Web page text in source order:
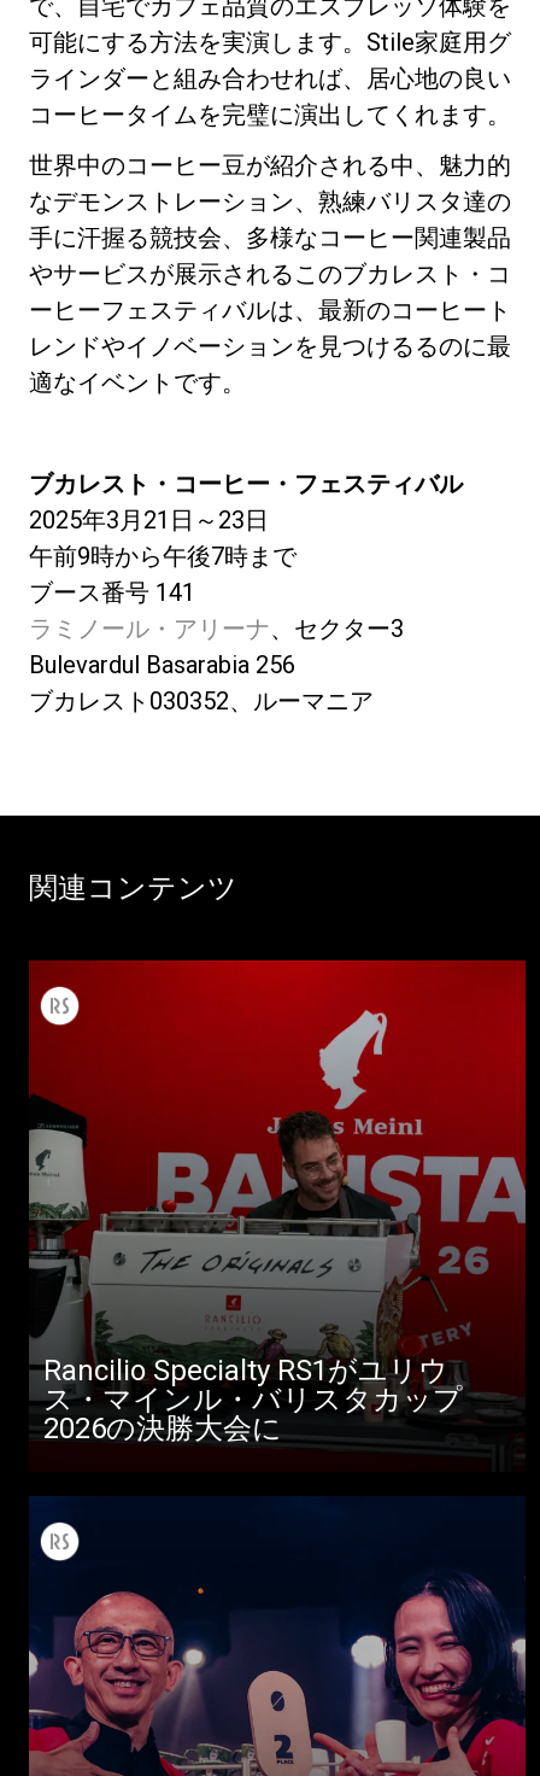
可能にする方法を実演します。Stile家庭用グ
ラインダーと組み合わせれば、居心地の良い
コーヒータイムを完璧に演出してくれます。
世界中のコーヒー豆が紹介される中、魅力的
なデモンストレーション、熟練バリスタ達の
手に汗握る競技会、多様なコーヒー関連製品
やサービスが展示されるこのブカレスト・コ
ーヒーフェスティバルは、最新のコーヒート
レンドやイノベーションを見つけるるのに最
適なイベントです。
ブカレスト・コーヒー・フェスティバル
2025年3月21日～23日
午前9時から午後7時まで
ブース番号 141
ラミノール・アリーナ、セクター3
Bulevardul Basarabia 256
ブカレスト030352、ルーマニア
関連コンテンツ
Rancilio Specialty RS1がユリウ
ス・マインル・バリスタカップ
2026の決勝大会に